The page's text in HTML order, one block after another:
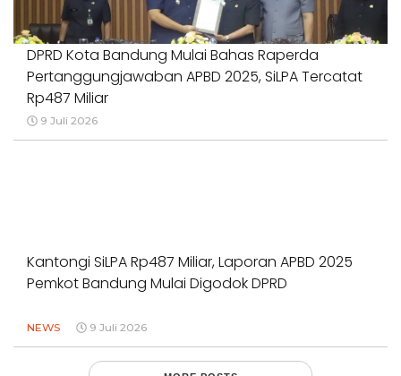
DPRD Kota Bandung Mulai Bahas Raperda
Pertanggungjawaban APBD 2025, SiLPA Tercatat
Rp487 Miliar
9 Juli 2026
Kantongi SiLPA Rp487 Miliar, Laporan APBD 2025
Pemkot Bandung Mulai Digodok DPRD
NEWS 9 Juli 2026